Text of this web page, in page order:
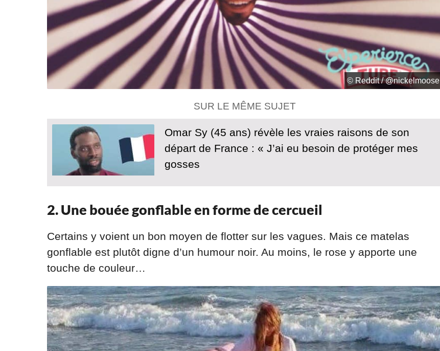
© Reddit / @nickelmoose
SUR LE MÊME SUJET
Omar Sy (45 ans) révèle les vraies raisons de son
départ de France : « J’ai eu besoin de protéger mes
gosses
2. Une bouée gonflable en forme de cercueil
Certains y voient un bon moyen de flotter sur les vagues. Mais ce matelas
gonflable est plutôt digne d’un humour noir. Au moins, le rose y apporte une
touche de couleur…